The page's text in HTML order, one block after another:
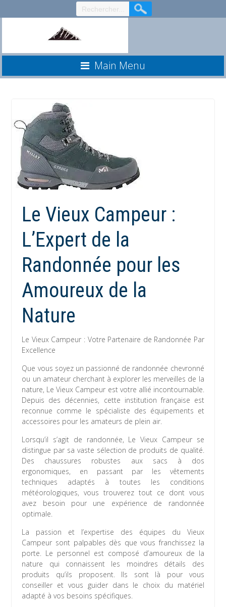
au
Main Menu
Le Vieux Campeur :
L’Expert de la
Randonnée pour les
Amoureux de la
Nature
Le Vieux Campeur : Votre Partenaire de Randonnée Par
Excellence
Que vous soyez un passionné de randonnée chevronné
ou un amateur cherchant à explorer les merveilles de la
nature, Le Vieux Campeur est votre allié incontournable.
Depuis des décennies, cette institution française est
reconnue comme le spécialiste des équipements et
accessoires pour les amateurs de plein air.
Lorsqu’il s’agit de randonnée, Le Vieux Campeur se
distingue par sa vaste sélection de produits de qualité.
Des chaussures robustes aux sacs à dos
ergonomiques, en passant par les vêtements
techniques adaptés à toutes les conditions
météorologiques, vous trouverez tout ce dont vous
avez besoin pour une expérience de randonnée
optimale.
La passion et l’expertise des équipes du Vieux
Campeur sont palpables dès que vous franchissez la
porte. Le personnel est composé d’amoureux de la
nature qui connaissent les moindres détails des
produits qu’ils proposent. Ils sont là pour vous
conseiller et vous guider dans le choix du matériel
adapté à vos besoins spécifiques.